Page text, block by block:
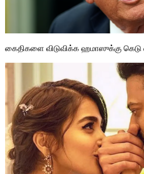
கைதிகளை விடுவிக்க ஹமாஸுக்கு கெடு